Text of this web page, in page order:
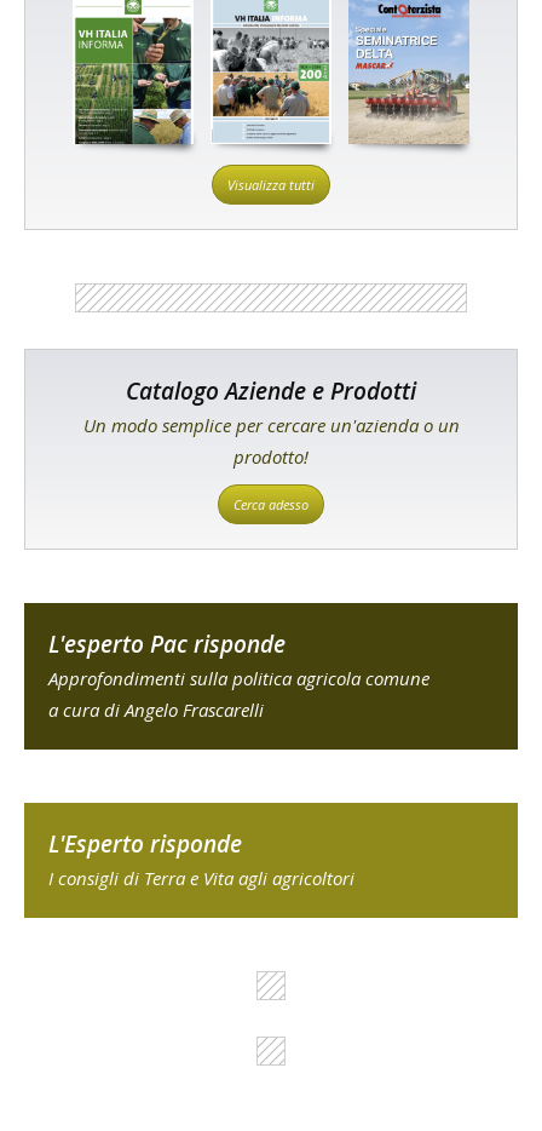
Visualizza tutti
Catalogo Aziende e Prodotti
Un modo semplice per cercare un'azienda o un
prodotto!
Cerca adesso
L'esperto Pac risponde
Approfondimenti sulla politica agricola comune
a cura di Angelo Frascarelli
L'Esperto risponde
I consigli di Terra e Vita agli agricoltori